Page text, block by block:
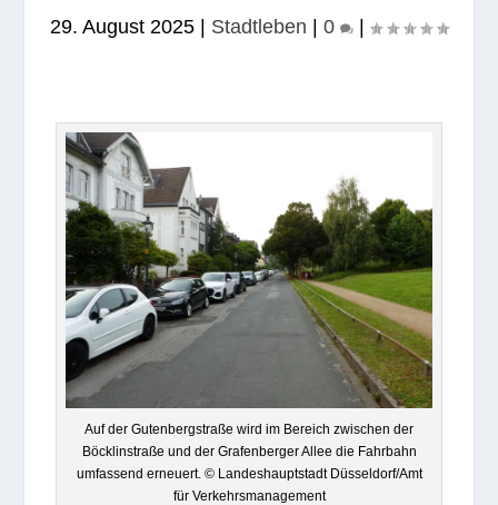
29. August 2025 Stadtleben 0
Auf der Guten­berg­straße wird im Bereich zwi­schen der
Böck­lin­straße und der Gra­fen­ber­ger Allee die Fahr­bahn
umfas­send erneu­ert. © Lan­des­haupt­stadt Düsseldorf/Amt
für Verkehrsmanagement